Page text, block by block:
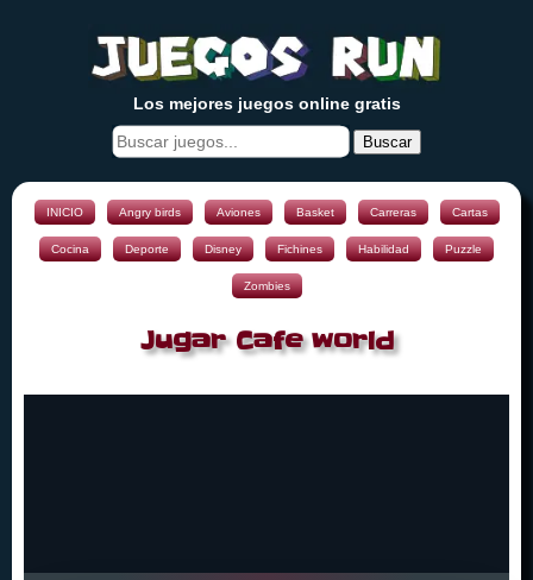
Los mejores juegos online gratis
Buscar
INICIO Angry birds Aviones Basket Carreras Cartas
Cocina Deporte Disney Fichines Habilidad Puzzle
Zombies
Jugar Cafe world